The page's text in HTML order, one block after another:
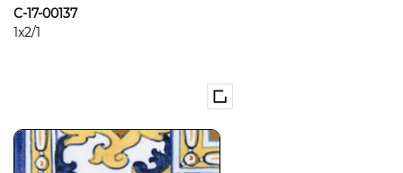
C-17-00137
1x2/1